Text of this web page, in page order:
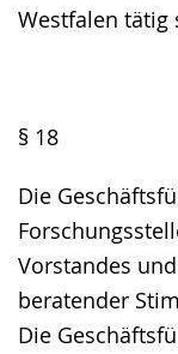
Westfalen tätig
§ 18
Die
Vorstandes
beratender
Die